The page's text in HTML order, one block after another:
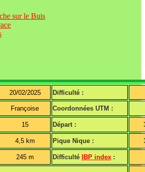
sur le Buis
20/02/2025 Difficulté :
Françoise Coordonnées UTM :
15 Départ :
4,5 km Pique Nique :
245 m Difficulté IBP index :